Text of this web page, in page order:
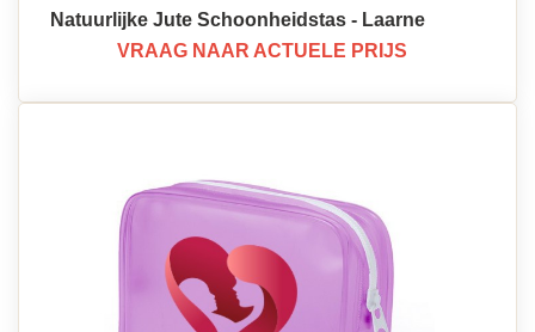
Natuurlijke Jute Schoonheidstas - Laarne
VRAAG NAAR ACTUELE PRIJS